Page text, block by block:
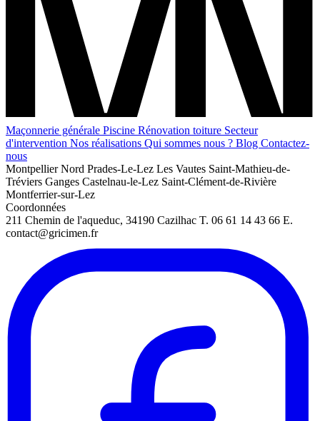
Maçonnerie générale Piscine Rénovation toiture Secteur
d'intervention Nos réalisations Qui sommes nous ? Blog Contactez-
nous
Montpellier Nord Prades-Le-Lez Les Vautes Saint-Mathieu-de-
Tréviers Ganges Castelnau-le-Lez Saint-Clément-de-Rivière
Montferrier-sur-Lez
Coordonnées
211 Chemin de l'aqueduc, 34190 Cazilhac T. 06 61 14 43 66 E.
contact@gricimen.fr